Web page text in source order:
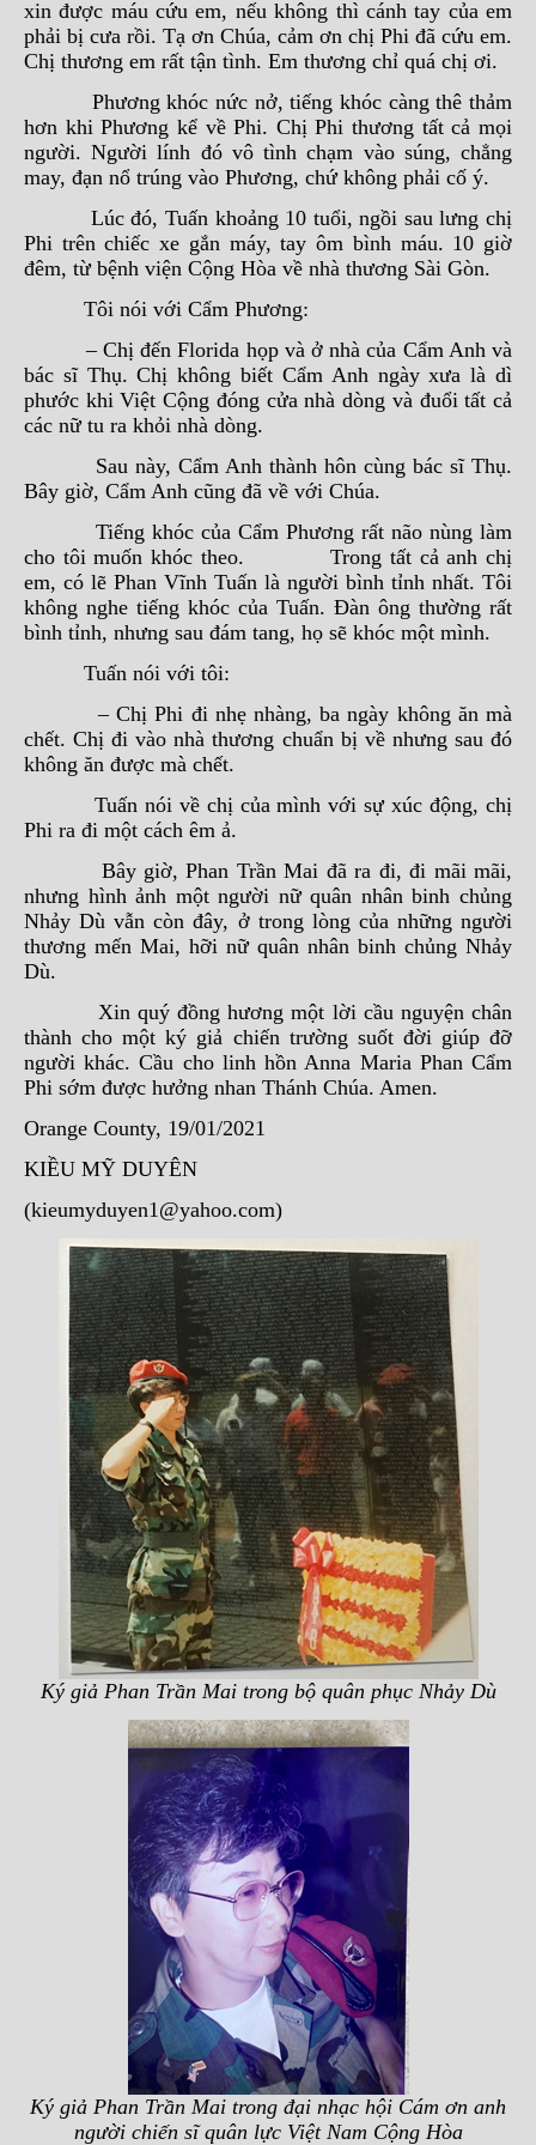
xin được máu cứu em, nếu không thì cánh tay của em
phải bị cưa rồi. Tạ ơn Chúa, cảm ơn chị Phi đã cứu em.
Chị thương em rất tận tình. Em thương chỉ quá chị ơi.
Phương khóc nức nở, tiếng khóc càng thê thảm
hơn khi Phương kể về Phi. Chị Phi thương tất cả mọi
người. Người lính đó vô tình chạm vào súng, chẳng
may, đạn nổ trúng vào Phương, chứ không phải cố ý.
Lúc đó, Tuấn khoảng 10 tuổi, ngồi sau lưng chị
Phi trên chiếc xe gắn máy, tay ôm bình máu. 10 giờ
đêm, từ bệnh viện Cộng Hòa về nhà thương Sài Gòn.
Tôi nói với Cẩm Phương:
– Chị đến Florida họp và ở nhà của Cẩm Anh và
bác sĩ Thụ. Chị không biết Cẩm Anh ngày xưa là dì
phước khi Việt Cộng đóng cửa nhà dòng và đuổi tất cả
các nữ tu ra khỏi nhà dòng.
Sau này, Cẩm Anh thành hôn cùng bác sĩ Thụ.
Bây giờ, Cẩm Anh cũng đã về với Chúa.
Tiếng khóc của Cẩm Phương rất não nùng làm
cho tôi muốn khóc theo. Trong tất cả anh chị
em, có lẽ Phan Vĩnh Tuấn là người bình tỉnh nhất. Tôi
không nghe tiếng khóc của Tuấn. Đàn ông thường rất
bình tỉnh, nhưng sau đám tang, họ sẽ khóc một mình.
Tuấn nói với tôi:
– Chị Phi đi nhẹ nhàng, ba ngày không ăn mà
chết. Chị đi vào nhà thương chuẩn bị về nhưng sau đó
không ăn được mà chết.
Tuấn nói về chị của mình với sự xúc động, chị
Phi ra đi một cách êm ả.
Bây giờ, Phan Trần Mai đã ra đi, đi mãi mãi,
nhưng hình ảnh một người nữ quân nhân binh chủng
Nhảy Dù vẫn còn đây, ở trong lòng của những người
thương mến Mai, hỡi nữ quân nhân binh chủng Nhảy
Dù.
Xin quý đồng hương một lời cầu nguyện chân
thành cho một ký giả chiến trường suốt đời giúp đỡ
người khác. Cầu cho linh hồn Anna Maria Phan Cẩm
Phi sớm được hưởng nhan Thánh Chúa. Amen.
Orange County, 19/01/2021
KIỀU MỸ DUYÊN
(kieumyduyen1@yahoo.com)
Ký giả Phan Trần Mai trong bộ quân phục Nhảy Dù
Ký giả Phan Trần Mai trong đại nhạc hội Cám ơn anh
người chiến sĩ quân lực Việt Nam Cộng Hòa